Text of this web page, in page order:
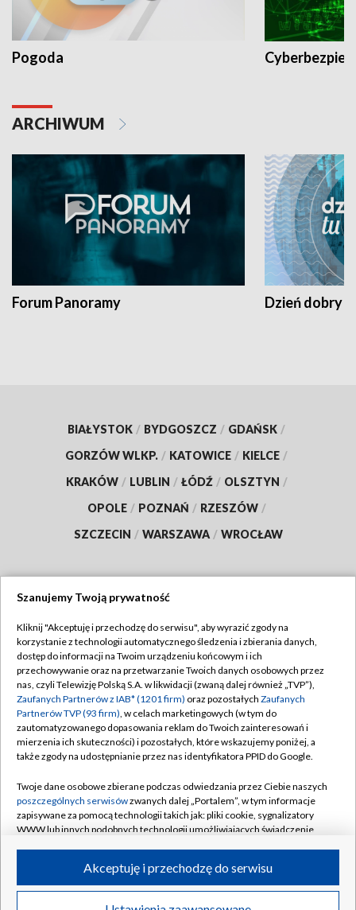
Pogoda
ARCHIWUM
Forum Panoramy Dzień dobry
BIAŁYSTOK / BYDGOSZCZ / GDAŃSK /
GORZÓW WLKP. / KATOWICE / KIELCE /
KRAKÓW / LUBLIN / ŁÓDŹ / OLSZTYN /
OPOLE / POZNAŃ / RZESZÓW /
SZCZECIN / WARSZAWA / WROCŁAW
TVP
Abonament TVP
Emisja w TVP
Centrum informacji TVP
Naziemna Telewizja Cyfrowa
Rada Programowa
System NOS
Informacje o nadawcy
Program dla prasy
Regulamin TVP
Polityka prywatności
Moje zgody
Pomoc
Kontakt
Kanały
©2026 Telewizja Polska S.A. w likwidacji
Szanujemy Twoją prywatność
Kliknij "Akceptuję i przechodzę do serwisu", aby wyrazić zgody na
korzystanie z technologii automatycznego śledzenia i zbierania danych,
dostęp do informacji na Twoim urządzeniu końcowym i ich
przechowywanie oraz na przetwarzanie Twoich danych osobowych przez
nas, czyli Telewizję Polską S.A. w likwidacji (zwaną dalej również „TVP”),
Zaufanych Partnerów z IAB* (1201 firm) oraz pozostałych Zaufanych
Partnerów TVP (93 firm), w celach marketingowych (w tym do
zautomatyzowanego dopasowania reklam do Twoich zainteresowań i
mierzenia ich skuteczności) i pozostałych, które wskazujemy poniżej, a
także zgody na udostępnianie przez nas identyfikatora PPID do Google.
Twoje dane osobowe zbierane podczas odwiedzania przez Ciebie naszych
poszczególnych serwisówzwanych dalej „Portalem”, w tym informacje
zapisywane za pomocą technologii takich jak: pliki cookie, sygnalizatory
WWW lub innych podobnych technologii umożliwiających świadczenie
ruchu w Internecie.
Twoje dane osobowe zbierane podczas odwiedzania przez Ciebie
Akceptuję i przechodzę do serwisu